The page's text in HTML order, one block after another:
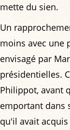
mette du sien.
Un
moins avec une
envisagé par
présidentielles.
Philippot, avant
emportant dans
qu'il avait